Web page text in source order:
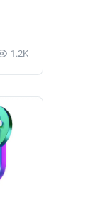
1.2K